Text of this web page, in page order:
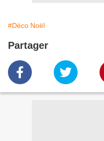
#Déco Noël
Partager